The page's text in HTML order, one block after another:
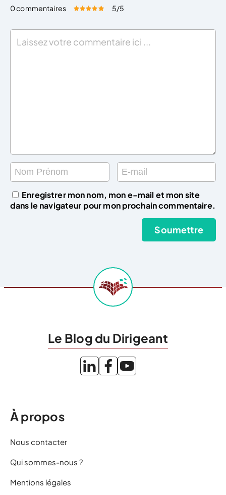
0 commentaires Évaluez cet article:
5/5
Enregistrer mon nom, mon e-mail et mon site
dans le navigateur pour mon prochain commentaire.
Le Blog du Dirigeant
À propos
Nous contacter
Qui sommes-nous ?
Mentions légales